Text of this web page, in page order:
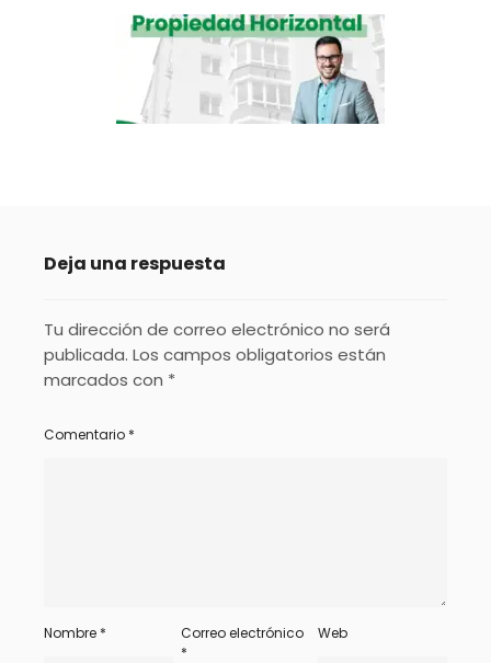
Deja una respuesta
Tu dirección de correo electrónico no será
publicada. Los campos obligatorios están
marcados con *
Comentario *
Nombre *
Correo electrónico
*
Web